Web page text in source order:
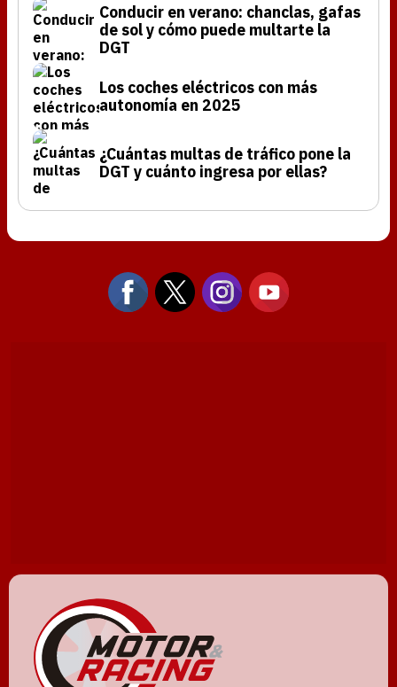
Conducir en verano: chanclas, gafas
de sol y cómo puede multarte la
DGT
Los coches eléctricos con más
autonomía en 2025
¿Cuántas multas de tráfico pone la
DGT y cuánto ingresa por ellas?